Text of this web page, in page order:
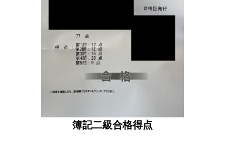
簿記二級合格得点